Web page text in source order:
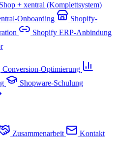
Shop + xentral (Komplettsystem)
Onboarding
Shopify-
Shopify ERP-Anbindung
Conversion-Optimierung
Shopware-Schulung
Zusammenarbeit
Kontakt